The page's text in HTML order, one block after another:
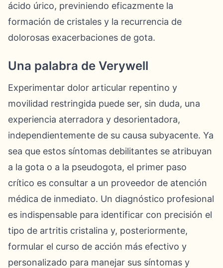
ácido úrico, previniendo eficazmente la
formación de cristales y la recurrencia de
dolorosas exacerbaciones de gota.
Una palabra de Verywell
Experimentar dolor articular repentino y
movilidad restringida puede ser, sin duda, una
experiencia aterradora y desorientadora,
independientemente de su causa subyacente. Ya
sea que estos síntomas debilitantes se atribuyan
a la gota o a la pseudogota, el primer paso
crítico es consultar a un proveedor de atención
médica de inmediato. Un diagnóstico profesional
es indispensable para identificar con precisión el
tipo de artritis cristalina y, posteriormente,
formular el curso de acción más efectivo y
personalizado para manejar sus síntomas y